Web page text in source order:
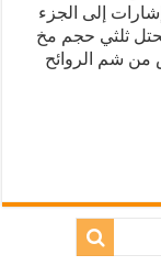
إلى الجزء
ثلثي حجم مخ
شم الروائح